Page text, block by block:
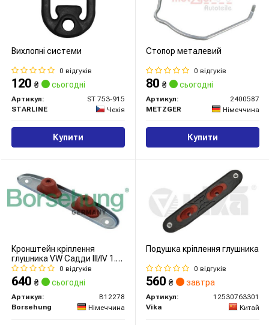
Вихлопнi системи
0 відгуків
120 ₴ сьогодні
Артикул:
ST 753-915
STARLINE
Чехія
Купити
Стопор металевий
0 відгуків
80 ₴ сьогодні
Артикул:
2400587
METZGER
Німеччина
Купити
Кронштейн кріплення
глушника VW Садди III/IV 1.2-
2.0 TDI/TSI 04-0 відгуків
640 ₴ сьогодні
Артикул:
B12278
Borsehung
Німеччина
Подушка кріплення глушника
0 відгуків
560 ₴ завтра
Артикул:
12530763301
Vika
Китай